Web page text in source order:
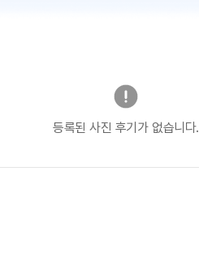
등록된 사진 후기가 없습니다.